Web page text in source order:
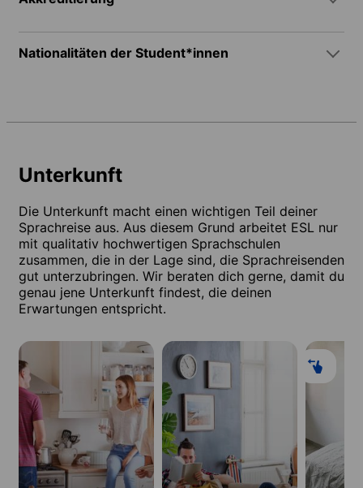
Nationalitäten der Student*innen
Unterkunft
Die Unterkunft macht einen wichtigen Teil deiner
Sprachreise aus. Aus diesem Grund arbeitet ESL nur
mit qualitativ hochwertigen Sprachschulen
zusammen, die in der Lage sind, die Sprachreisenden
gut unterzubringen. Wir beraten dich gerne, damit du
genau jene Unterkunft findest, die deinen
Erwartungen entspricht.